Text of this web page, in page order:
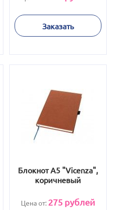
Заказать
Блокнот А5 "Vicenza",
коричневый
Цена от: 275 рублей